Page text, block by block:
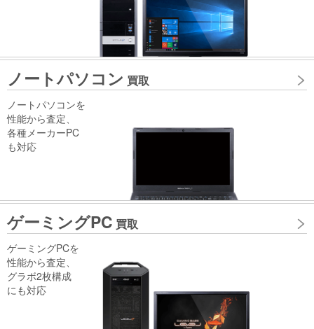
ノートパソコン 買取
ノートパソコンを
性能から査定、
各種メーカーPC
も対応
ゲーミングPC 買取
ゲーミングPCを
性能から査定、
グラボ2枚構成
にも対応